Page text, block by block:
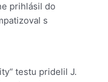
prihlásil do
s
testu pridelil J.